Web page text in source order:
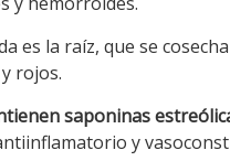
es la raíz, que se
rojos.
saponinas
y